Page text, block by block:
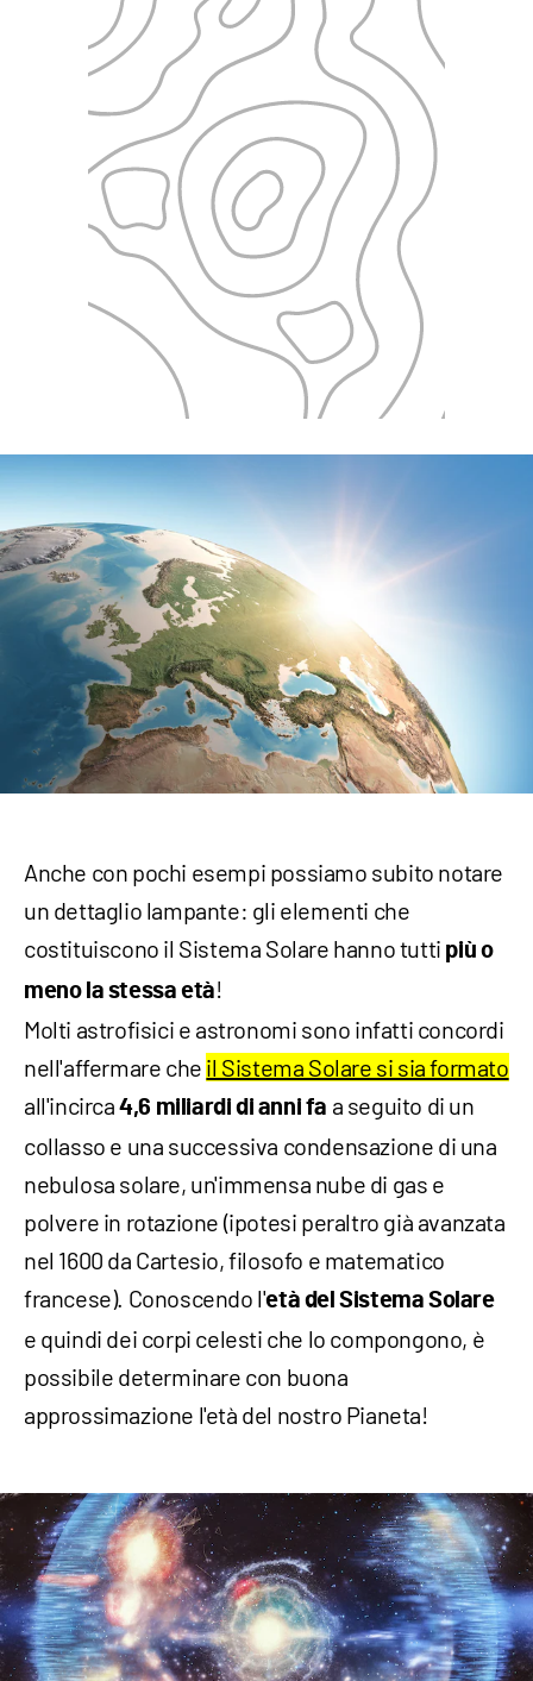
Anche con pochi esempi possiamo subito notare
un dettaglio lampante: gli elementi che
costituiscono il Sistema Solare hanno tutti più o
meno la stessa età!
Molti astrofisici e astronomi sono infatti concordi
nell'affermare che il Sistema Solare si sia formato
all'incirca4,6 miliardi di anni fa a seguito di un
collasso e una successiva condensazione di una
nebulosa solare, un'immensa nube di gas e
polvere in rotazione (ipotesi peraltro già avanzata
nel 1600 da Cartesio, filosofo e matematico
francese). Conoscendo l'età del Sistema Solare
e quindi dei corpi celesti che lo compongono, è
possibile determinare con buona
approssimazione l'età del nostro Pianeta!